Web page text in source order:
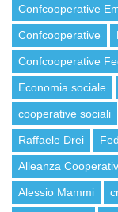
Confcooperative
Confcooperative
Confcooperative
Economia sociale
cooperative sociali
Raffaele Drei
Alleanza
Alessio Mammi